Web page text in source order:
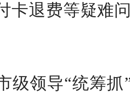
卡退费等疑难
级领导“统筹